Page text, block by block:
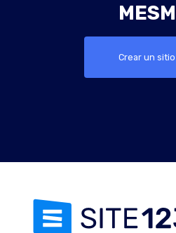
Crear un